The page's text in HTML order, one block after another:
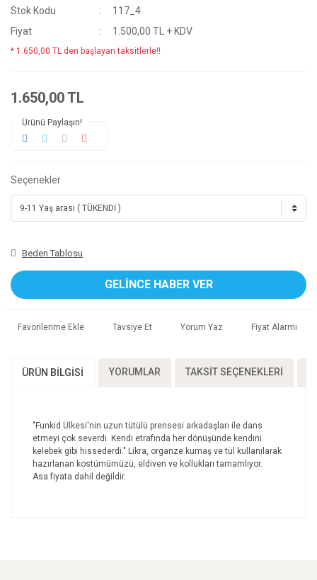
Stok Kodu
117_4
Fiyat
1.500,00 TL + KDV
* 1.650,00 TL den başlayan taksitlerle!!
1.650,00 TL
Ürünü Paylaşın!
Seçenekler
Beden Tablosu
GELİNCE HABER VER
Tavsiye Et Yorum Yaz Fiyat Alarmı
ÜRÜN BILGISI YORUMLAR TAKSIT SEÇENEKLERI
"Funkid Ülkesi'nin uzun tütülü prensesi arkadaşları ile dans
etmeyi çok severdi. Kendi etrafında her dönüşünde kendini
kelebek gibi hissederdi." Likra, organze kumaş ve tül kullanılarak
hazırlanan kostümümüzü, eldiven ve kollukları tamamlıyor.
Asa fiyata dahil değildir.